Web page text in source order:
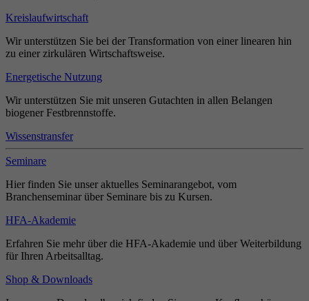
Kreislaufwirtschaft
Wir unterstützen Sie bei der Transformation von einer linearen hin
zu einer zirkulären Wirtschaftsweise.
Energetische Nutzung
Wir unterstützen Sie mit unseren Gutachten in allen Belangen
biogener Festbrennstoffe.
Wissenstransfer
Seminare
Hier finden Sie unser aktuelles Seminarangebot, vom
Branchenseminar über Seminare bis zu Kursen.
HFA-Akademie
Erfahren Sie mehr über die HFA-Akademie und über Weiterbildung
für Ihren Arbeitsalltag.
Shop & Downloads